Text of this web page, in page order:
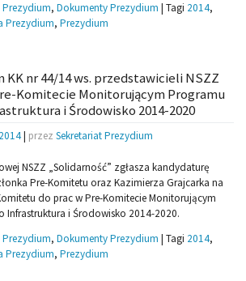
Prezydium, Dokumenty Prezydium | Tagi 2014,
Prezydium, Prezydium
KK nr 44/14 ws. przedstawicieli NSZZ
Komitecie Monitorującym Programu
i Środowisko 2014-2020
| przez Sekretariat Prezydium
NSZZ „Solidarność” zgłasza kandydaturę
Pre-Komitetu oraz Kazimierza Grajcarka na
do prac w Pre-Komitecie Monitorującym
Infrastruktura i Środowisko 2014-2020.
Prezydium, Dokumenty Prezydium | Tagi 2014,
Prezydium, Prezydium